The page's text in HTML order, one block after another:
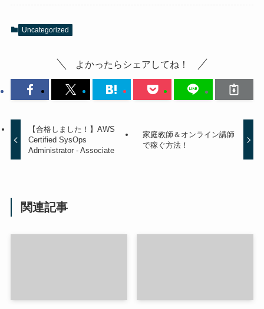
Uncategorized
よかったらシェアしてね！
【合格しました！】AWS
Certified SysOps
Administrator - Associate
家庭教師＆オンライン講師
で稼ぐ方法！
関連記事